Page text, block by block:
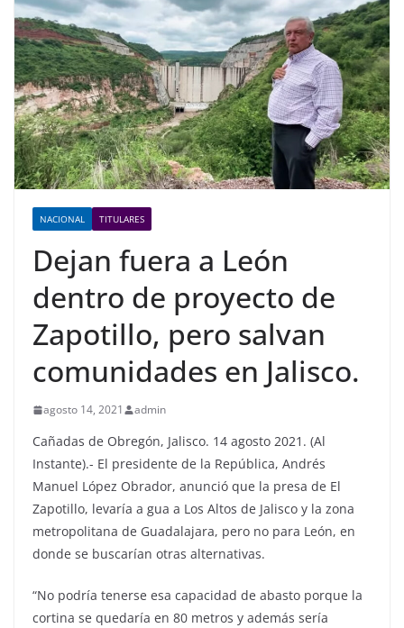
NACIONAL TITULARES
Dejan fuera a León
dentro de proyecto de
Zapotillo, pero salvan
comunidades en Jalisco.
agosto 14, 2021 admin
Cañadas de Obregón, Jalisco. 14 agosto 2021. (Al
Instante).- El presidente de la República, Andrés
Manuel López Obrador, anunció que la presa de El
Zapotillo, levaría a gua a Los Altos de Jalisco y la zona
metropolitana de Guadalajara, pero no para León, en
donde se buscarían otras alternativas.
“No podría tenerse esa capacidad de abasto porque la
cortina se quedaría en 80 metros y además sería